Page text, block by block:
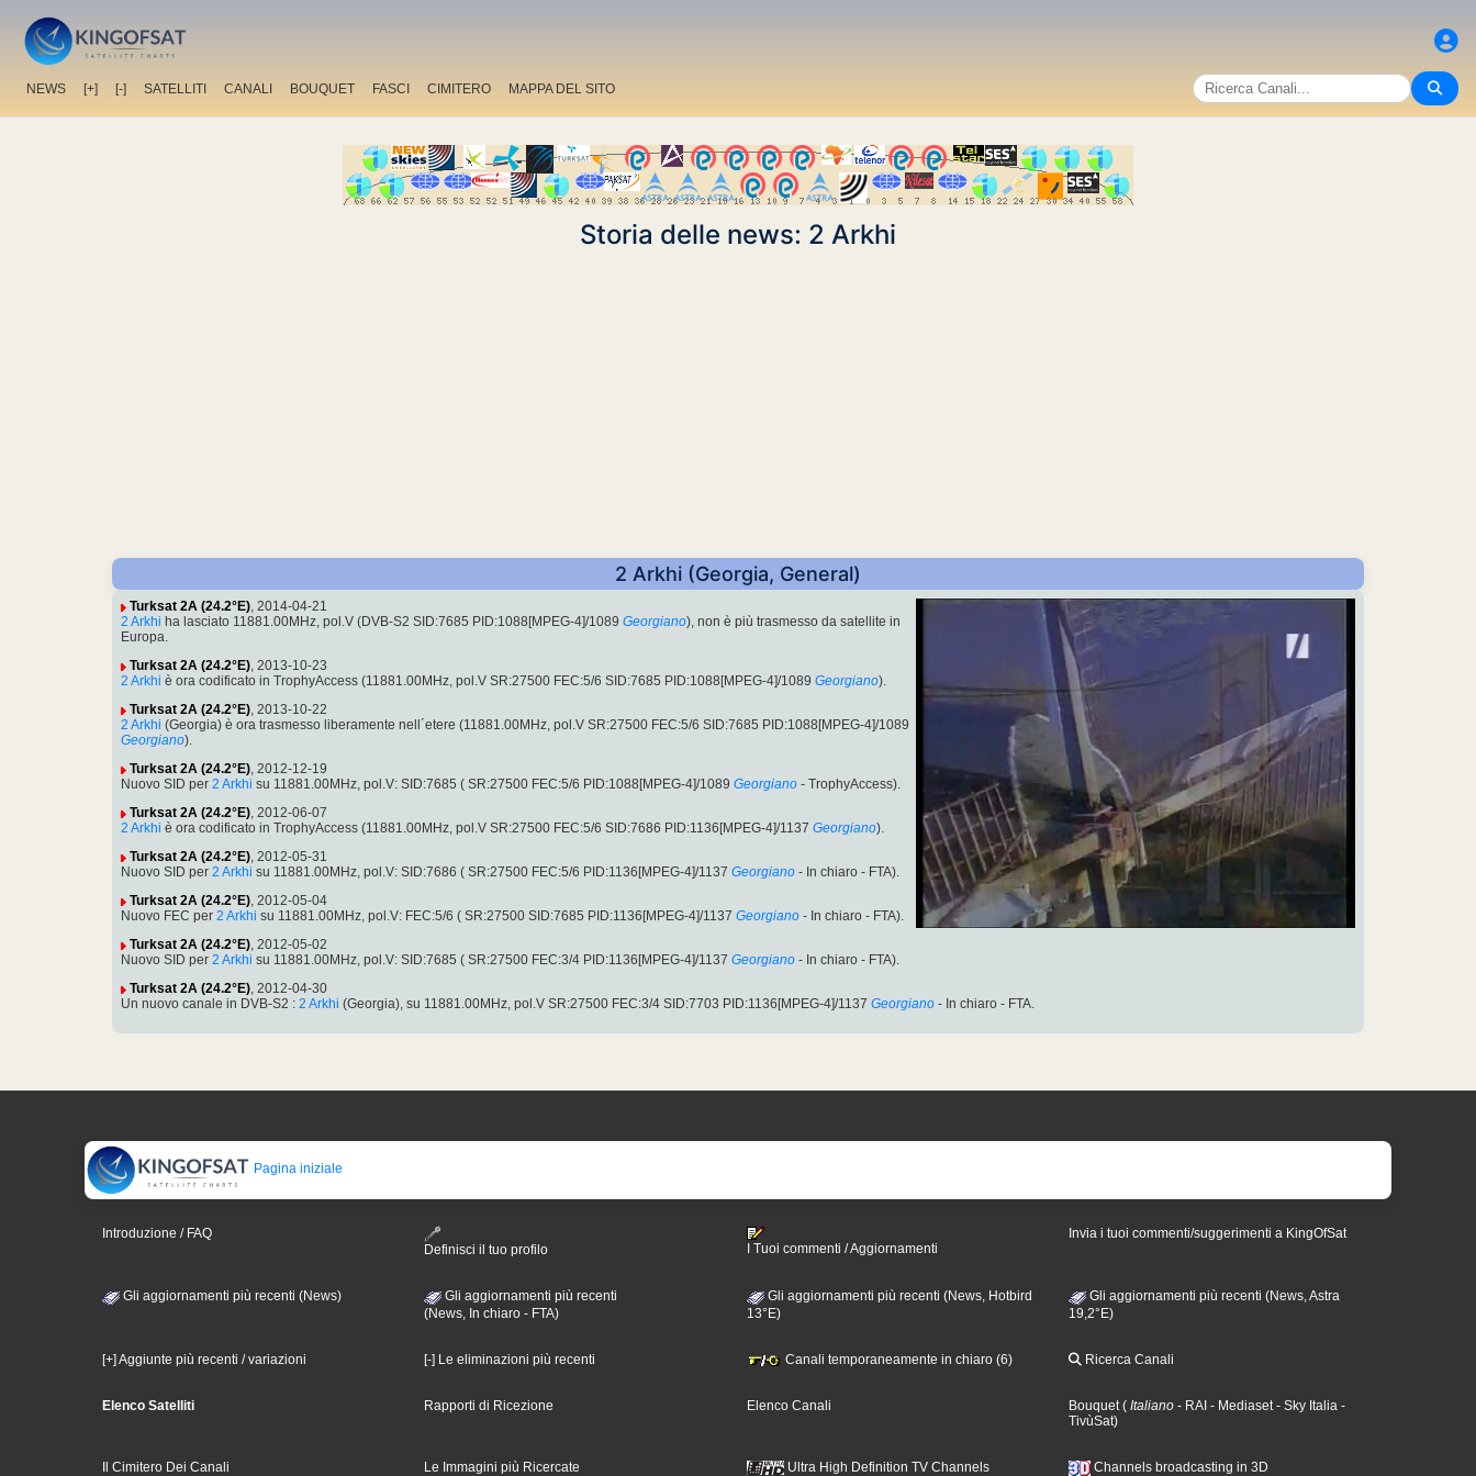
NEWS [+] [-] SATELLITI CANALI BOUQUET FASCI CIMITERO MAPPA DEL SITO
Storia delle news: 2 Arkhi
2 Arkhi (Georgia, General)
Turksat 2A (24.2°E), 2014-04-21
2 Arkhi ha lasciato 11881.00MHz, pol.V (DVB-S2 SID:7685 PID:1088[MPEG-4]/1089 Georgiano), non è più trasmesso da satellite in
Europa.
Turksat 2A (24.2°E), 2013-10-23
2 Arkhi è ora codificato in TrophyAccess (11881.00MHz, pol.V SR:27500 FEC:5/6 SID:7685 PID:1088[MPEG-4]/1089 Georgiano).
Turksat 2A (24.2°E), 2013-10-22
2 Arkhi (Georgia) è ora trasmesso liberamente nell´etere (11881.00MHz, pol.V SR:27500 FEC:5/6 SID:7685 PID:1088[MPEG-4]/1089
Georgiano).
Turksat 2A (24.2°E), 2012-12-19
Nuovo SID per 2 Arkhi su 11881.00MHz, pol.V: SID:7685 ( SR:27500 FEC:5/6 PID:1088[MPEG-4]/1089 Georgiano - TrophyAccess).
Turksat 2A (24.2°E), 2012-06-07
2 Arkhi è ora codificato in TrophyAccess (11881.00MHz, pol.V SR:27500 FEC:5/6 SID:7686 PID:1136[MPEG-4]/1137 Georgiano).
Turksat 2A (24.2°E), 2012-05-31
Nuovo SID per 2 Arkhi su 11881.00MHz, pol.V: SID:7686 ( SR:27500 FEC:5/6 PID:1136[MPEG-4]/1137 Georgiano - In chiaro - FTA).
Turksat 2A (24.2°E), 2012-05-04
Nuovo FEC per 2 Arkhi su 11881.00MHz, pol.V: FEC:5/6 ( SR:27500 SID:7685 PID:1136[MPEG-4]/1137 Georgiano - In chiaro - FTA).
Turksat 2A (24.2°E), 2012-05-02
Nuovo SID per 2 Arkhi su 11881.00MHz, pol.V: SID:7685 ( SR:27500 FEC:3/4 PID:1136[MPEG-4]/1137 Georgiano - In chiaro - FTA).
Turksat 2A (24.2°E), 2012-04-30
Un nuovo canale in DVB-S2 : 2 Arkhi (Georgia), su 11881.00MHz, pol.V SR:27500 FEC:3/4 SID:7703 PID:1136[MPEG-4]/1137 Georgiano - In chiaro - FTA.
Pagina iniziale
Introduzione / FAQ
Definisci il tuo profilo
I Tuoi commenti / Aggiornamenti
Invia i tuoi commenti/suggerimenti a KingOfSat
Gli aggiornamenti più recenti (News)
Gli aggiornamenti più recenti
(News, In chiaro - FTA)
Gli aggiornamenti più recenti (News, Hotbird
13°E)
Gli aggiornamenti più recenti (News, Astra
19,2°E)
[+] Aggiunte più recenti / variazioni [-] Le eliminazioni più recenti Canali temporaneamente in chiaro (6) Ricerca Canali
Elenco Satelliti Rapporti di Ricezione Elenco Canali Bouquet( Italiano - RAI - Mediaset- Sky Italia -
TivùSat)
Il Cimitero Dei Canali Le Immagini più Ricercate Ultra High Definition TV Channels Channels broadcasting in 3D